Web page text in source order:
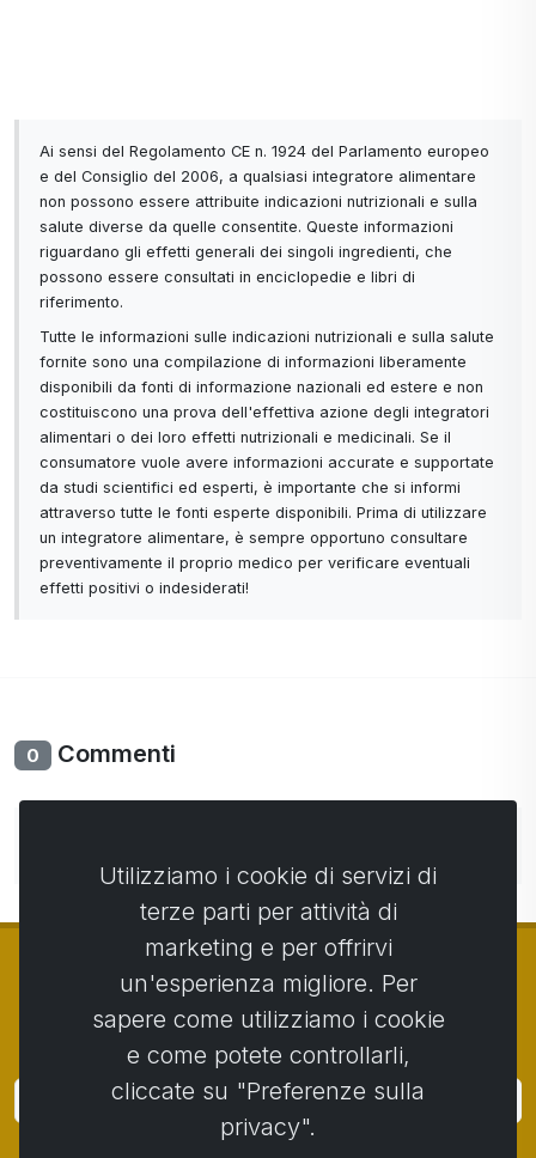
Ai sensi del Regolamento CE n. 1924 del Parlamento europeo
e del Consiglio del 2006, a qualsiasi integratore alimentare
non possono essere attribuite indicazioni nutrizionali e sulla
salute diverse da quelle consentite. Queste informazioni
riguardano gli effetti generali dei singoli ingredienti, che
possono essere consultati in enciclopedie e libri di
riferimento.
Tutte le informazioni sulle indicazioni nutrizionali e sulla salute
fornite sono una compilazione di informazioni liberamente
disponibili da fonti di informazione nazionali ed estere e non
costituiscono una prova dell'effettiva azione degli integratori
alimentari o dei loro effetti nutrizionali e medicinali. Se il
consumatore vuole avere informazioni accurate e supportate
da studi scientifici ed esperti, è importante che si informi
attraverso tutte le fonti esperte disponibili. Prima di utilizzare
un integratore alimentare, è sempre opportuno consultare
preventivamente il proprio medico per verificare eventuali
effetti positivi o indesiderati!
0 Commenti
© Copyright 2014 - 2026 Activstar
Utilizziamo i cookie di servizi di
terze parti per attività di
marketing e per offrirvi
un'esperienza migliore. Per
sapere come utilizziamo i cookie
e come potete controllarli,
cliccate su "Preferenze sulla
privacy".